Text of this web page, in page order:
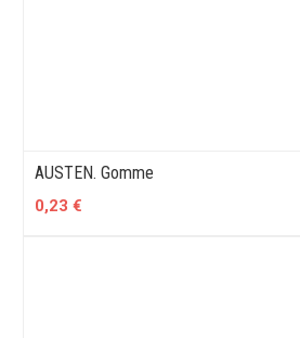
AUSTEN. Gomme
0,23 €